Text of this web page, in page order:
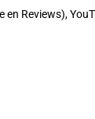
Reviews),